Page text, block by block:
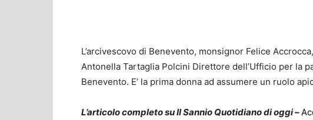
L’arcivescovo di Benevento, monsignor Felice
Antonella Tartaglia Polcini Direttore dell’Ufficio per la
Benevento. E’ la prima donna ad assumere un ruolo
L’articolo completo su Il Sannio Quotidiano di oggi –